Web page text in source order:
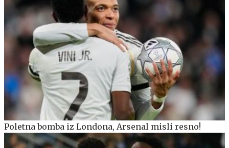
Poletna bomba iz Londona, Arsenal misli resno!